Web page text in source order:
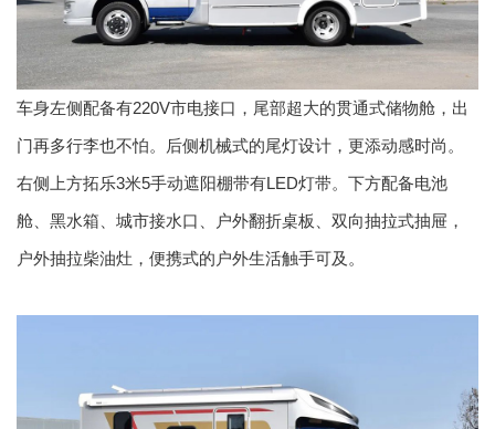
车身左侧配备有220V市电接口，尾部超大的贯通式储物舱，出
门再多行李也不怕。后侧机械式的尾灯设计，更添动感时尚。
右侧上方拓乐3米5手动遮阳棚带有LED灯带。下方配备电池
舱、黑水箱、城市接水口、户外翻折桌板、双向抽拉式抽屉，
户外抽拉柴油灶，便携式的户外生活触手可及。